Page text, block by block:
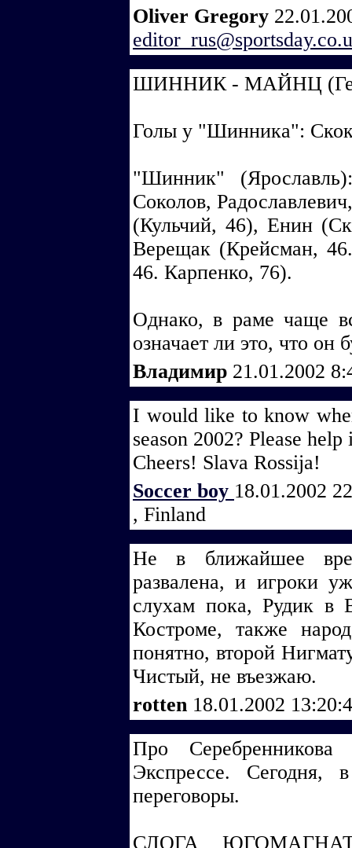
Oliver Gregory
ШИННИК - МАЙНЦ
Голы у "Шинника":
"Шинник"
Соколов,
(Кульчий, 46), Енин
Верещак (Крейсман,
46. Карпенко, 76).
Однако, в раме чаще
означает ли это, что он
Владимир 21.01.2002
I would like to know
season 2002? Please
Cheers! Slava Rossija!
Soccer boy 18.01.2002
, Finland
Не в ближайшее
развалена, и игроки
слухам пока, Рудик в
Костроме, также
понятно, второй
Чистый, не въезжаю.
rotten 18.01.2002
Про
Экспрессе.
переговоры.
СЛОГА